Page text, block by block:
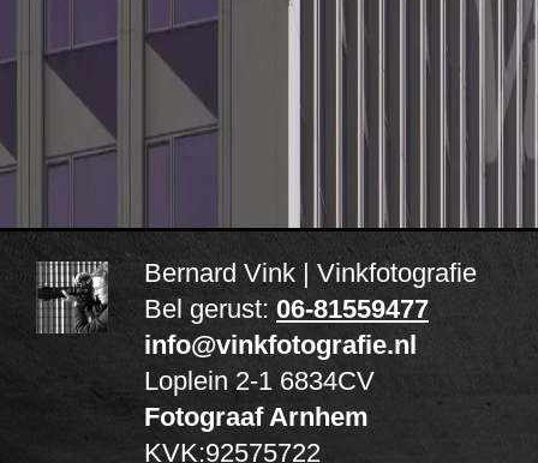
Bernard Vink | Vinkfotografie
Bel gerust: 06-81559477
info@vinkfotografie.nl
Loplein 2-1 6834CV
Fotograaf Arnhem
KVK:92575722